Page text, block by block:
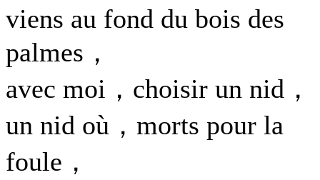
viens au fond du bois des
palmes，
avec moi，choisir un nid，
un nid où，morts pour la
foule，